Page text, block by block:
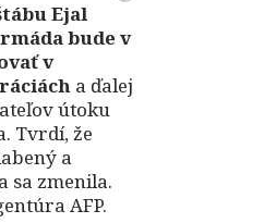
Ejal
bude v
v
a ďalej
útoku
Tvrdí, že
a
sa zmenila.
AFP.